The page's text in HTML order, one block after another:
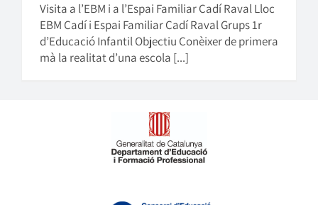
Visita a l’EBM i a l’Espai Familiar Cadí Raval Lloc
EBM Cadí i Espai Familiar Cadí Raval Grups 1r
d’Educació Infantil Objectiu Conèixer de primera
mà la realitat d’una escola [...]